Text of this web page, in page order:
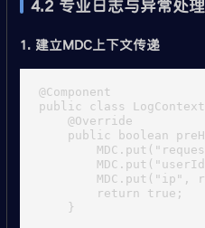
4.2 专业日志与异常处
1. 建立MDC上下文传递
@Component
public class
    @Override
public boolean
MDC.put("ip",
        return true;
    }